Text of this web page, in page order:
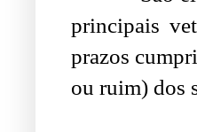
principais
prazos
ou ruim) dos